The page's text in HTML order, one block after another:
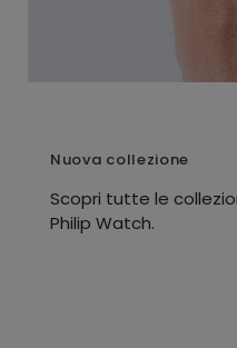
Nuova collezione
Scopri tutte le
Philip Watch.